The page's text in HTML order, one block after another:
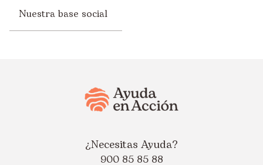
Nuestra base social
¿Necesitas Ayuda?
900 85 85 88